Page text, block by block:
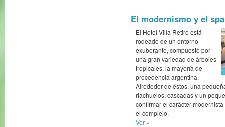
El modernismo y el
El Hotel Villa Retiro está
rodeado de un entorno
exuberante, compuesto por
una gran variedad de árboles
tropicales, la mayoría de
procedencia argentina.
Alrededor de éstos, una
riachuelos, cascadas y un
confirmar el carácter
el complejo.
Ver »